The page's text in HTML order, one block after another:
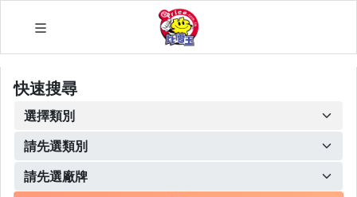
快速搜尋